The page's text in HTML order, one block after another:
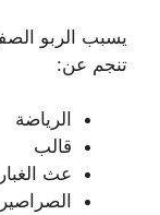
يسبب الربو
تنجم عن:
الرياضة
قالب
عث الغبار
الصراصير